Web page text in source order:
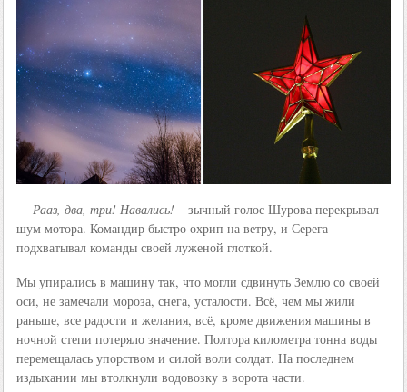
— Рааз, два, три! Навались! – зычный голос Шурова перекрывал
шум мотора. Командир быстро охрип на ветру, и Серега
подхватывал команды своей луженой глоткой.
Мы упирались в машину так, что могли сдвинуть Землю со своей
оси, не замечали мороза, снега, усталости. Всё, чем мы жили
раньше, все радости и желания, всё, кроме движения машины в
ночной степи потеряло значение. Полтора километра тонна воды
перемещалась упорством и силой воли солдат. На последнем
издыхании мы втолкнули водовозку в ворота части.